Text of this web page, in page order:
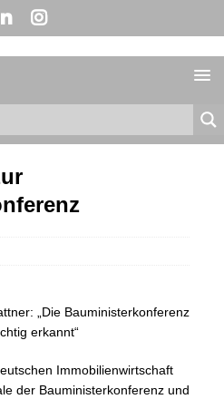
„Die Bauministerkonferenz
erkannt“
Immobilienwirtschaft
der Bauministerkonferenz und